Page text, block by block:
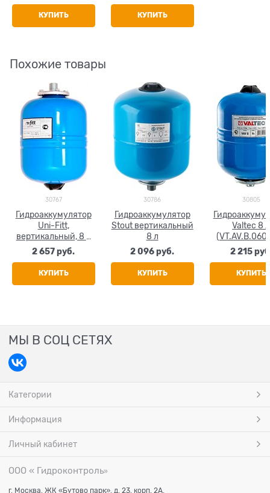
КУПИТЬ КУПИТЬ
Похожие товары
30767
Гидроаккумулятор
Uni-Fitt,
вертикальный, 8 л
(WAV8-U)
2 657 руб.
КУПИТЬ
30786
Гидроаккумулятор
Stout вертикальный
8 л
2 096 руб.
КУПИТЬ
30805
Valtec 8 л
2 215
КУПИТЬ
МЫ В СОЦ СЕТЯХ
Категории
Информация
Личный кабинет
ООО « Гидроконтроль»
г. Москва, ЖК «Бутово парк», д. 23, корп. 2А.